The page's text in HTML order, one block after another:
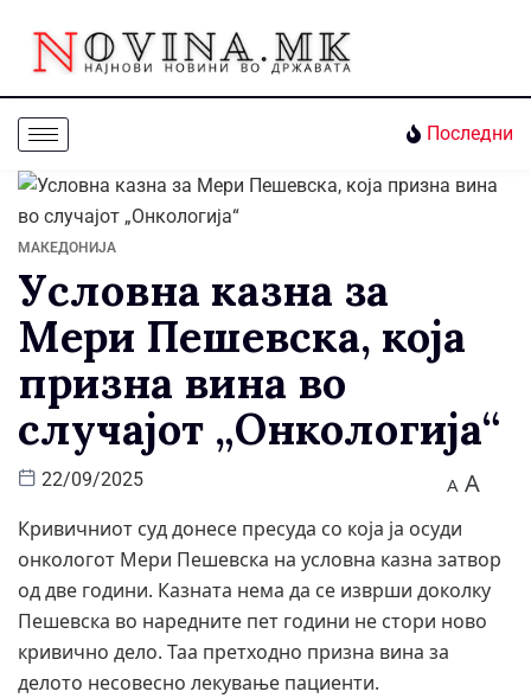
Последни
МАКЕДОНИЈА
Условна казна за
Мери Пешевска, која
призна вина во
случајот „Онкологија“
22/09/2025 A A
Кривичниот суд донесе пресуда со која ја осуди
онкологот Мери Пешевска на условна казна затвор
од две години. Казната нема да се изврши доколку
Пешевска во наредните пет години не стори ново
кривично дело. Таа претходно призна вина за
делото несовесно лекување пациенти.